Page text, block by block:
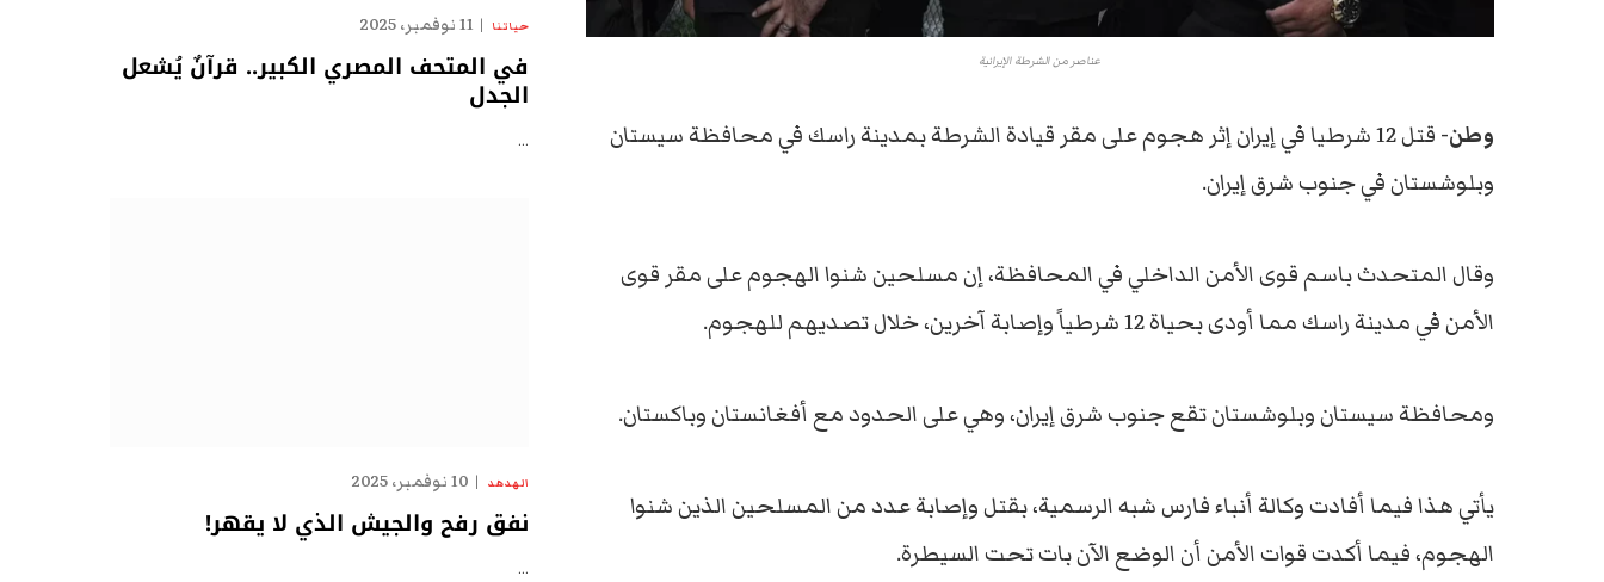
عناصر من الشرطة الإيرانية
وطن-
قتل 12 شرطيا في إيران إثر هجوم على مقر قيادة الشرطة بمدينة راسك في محافظة سيستان
وبلوشستان في جنوب شرق إيران.
وقال المتحدث باسم قوى الأمن الداخلي في المحافظة، إن مسلحين شنوا الهجوم على مقر قوى
الأمن في مدينة راسك مما أودى بحياة 12 شرطياً وإصابة آخرين، خلال تصديهم للهجوم.
ومحافظة سيستان وبلوشستان تقع جنوب شرق إيران، وهي على الحدود مع أفغانستان وباكستان.
يأتي هذا فيما أفادت وكالة أنباء فارس شبه الرسمية، بقتل وإصابة عدد من المسلحين الذين شنوا
الهجوم، فيما أكدت قوات الأمن أن الوضع الآن بات تحت السيطرة.
حياتنا 11 نوفمبر، 2025
في المتحف المصري الكبير.. قرآنٌ يُشعل
الجدل
…
الهدهد 10 نوفمبر، 2025
نفق رفح والجيش الذي لا يقهر!
…